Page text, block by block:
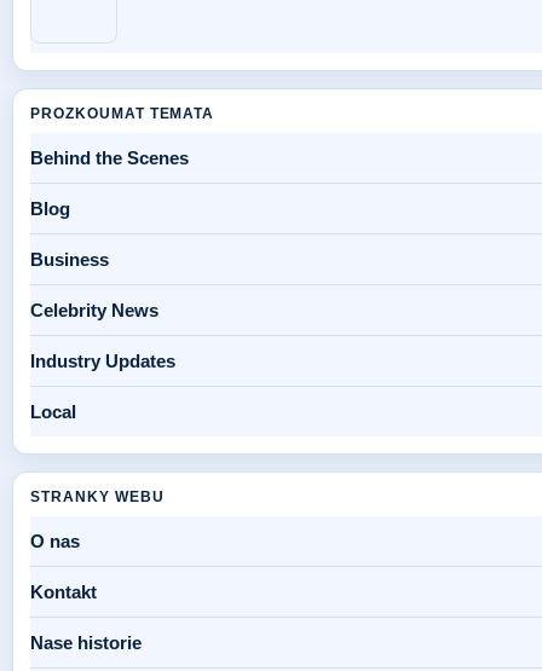
PROZKOUMAT TEMATA
Behind the Scenes
Blog
Business
Celebrity News
Industry Updates
Local
STRANKY WEBU
O nas
Kontakt
Nase historie